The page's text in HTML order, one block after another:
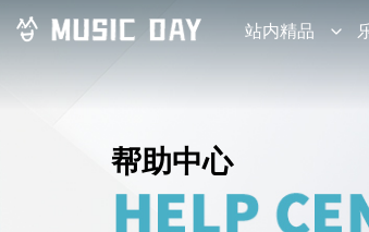
站内精品
帮助中心